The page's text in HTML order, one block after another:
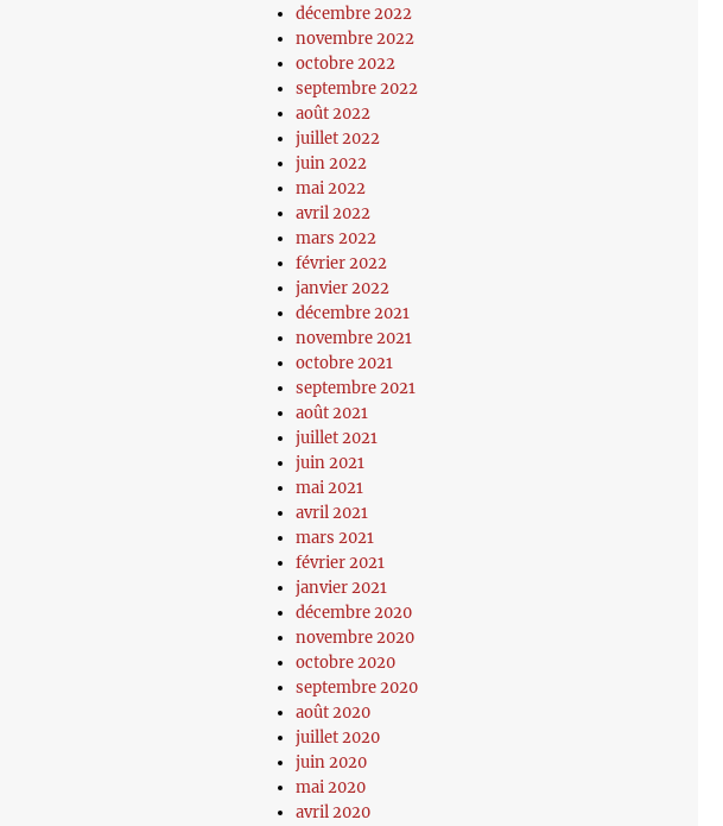
décembre 2022
novembre 2022
octobre 2022
septembre 2022
août 2022
juillet 2022
juin 2022
mai 2022
avril 2022
mars 2022
février 2022
janvier 2022
décembre 2021
novembre 2021
octobre 2021
septembre 2021
août 2021
juillet 2021
juin 2021
mai 2021
avril 2021
mars 2021
février 2021
janvier 2021
décembre 2020
novembre 2020
octobre 2020
septembre 2020
août 2020
juillet 2020
juin 2020
mai 2020
avril 2020